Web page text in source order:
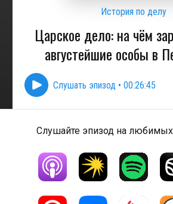
История по делу
Царское дело: на чём
августейшие особы в
Слушать эпизод • 00:26:45
Слушайте эпизод на